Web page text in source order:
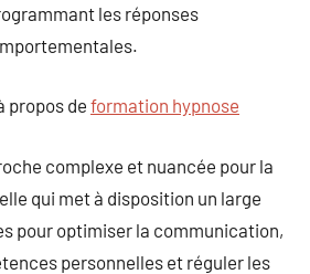
les réponses
propos de formation hypnose
complexe et nuancée pour la
qui met à disposition un large
pour optimiser la communication,
personnelles et réguler les